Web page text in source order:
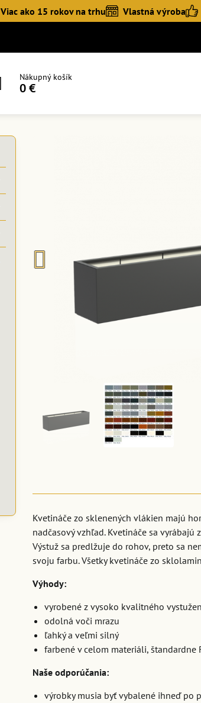
Viac ako 15 rokov na trhu Vlastná výroba
Nákupný košík
0 €
Kvetináče zo sklenených vlákien majú
nadčasový vzhľad. Kvetináče sa
Výstuž sa predlžuje do rohov, preto sa
svoju farbu. Všetky kvetináče zo
Výhody:
vyrobené z vysoko kvalitného
odolná voči mrazu
ľahký a veľmi silný
farbené v celom materiáli, štandardne
Naše odporúčania:
výrobky musia byť vybalené ihneď po